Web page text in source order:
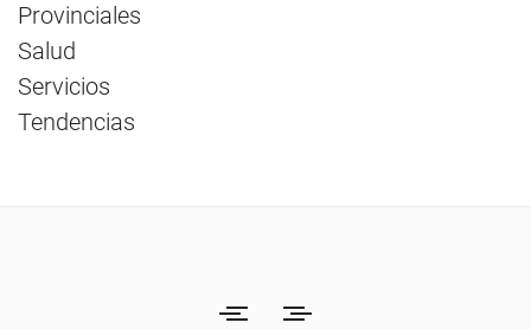
Provinciales
Salud
Servicios
Tendencias